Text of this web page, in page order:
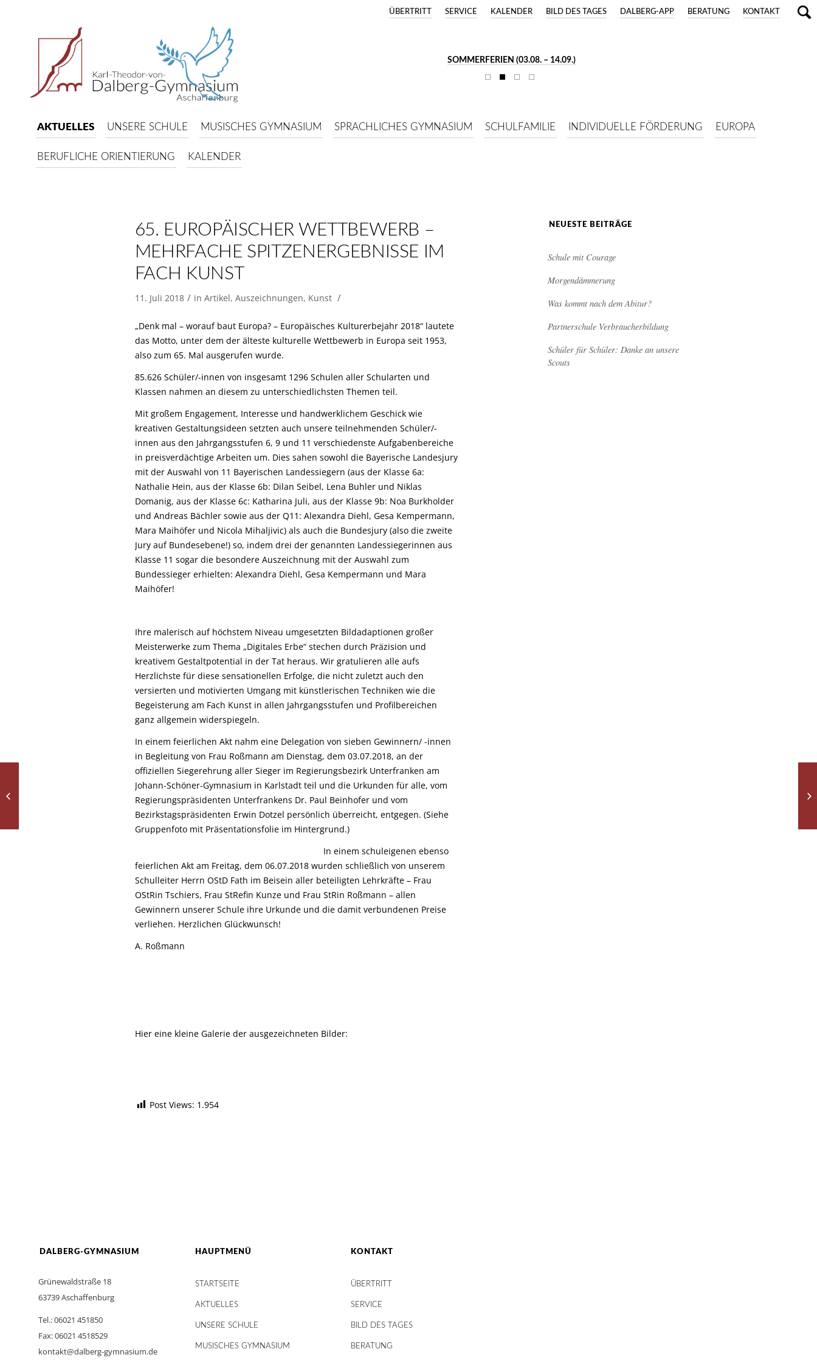
KONTAKT
BERATUNG
DALBERG-APP
BILD DES TAGES
KALENDER
SERVICE
ÜBERTRITT
SOMMERFERIEN (03.08. – 14.09.)
AKTUELLES UNSERE SCHULE MUSISCHES GYMNASIUM SPRACHLICHES GYMNASIUM SCHULFAMILIE INDIVIDUELLE FÖRDERUNG EUROPA
BERUFLICHE ORIENTIERUNG KALENDER
65. EUROPÄISCHER WETTBEWERB –
MEHRFACHE SPITZENERGEBNISSE IM
FACH KUNST
11. Juli 2018 / in Artikel, Auszeichnungen, Kunst /
„Denk mal – worauf baut Europa? – Europäisches Kulturerbejahr 2018“ lautete
das Motto, unter dem der älteste kulturelle Wettbewerb in Europa seit 1953,
also zum 65. Mal ausgerufen wurde.
85.626 Schüler/-innen von insgesamt 1296 Schulen aller Schularten und
Klassen nahmen an diesem zu unterschiedlichsten Themen teil.
Mit großem Engagement, Interesse und handwerklichem Geschick wie
kreativen Gestaltungsideen setzten auch unsere teilnehmenden Schüler/-
innen aus den Jahrgangsstufen 6, 9 und 11 verschiedenste Aufgabenbereiche
in preisverdächtige Arbeiten um. Dies sahen sowohl die Bayerische Landesjury
mit der Auswahl von 11 Bayerischen Landessiegern (aus der Klasse 6a:
Nathalie Hein, aus der Klasse 6b: Dilan Seibel, Lena Buhler und Niklas
Domanig, aus der Klasse 6c: Katharina Juli, aus der Klasse 9b: Noa Burkholder
und Andreas Bächler sowie aus der Q11: Alexandra Diehl, Gesa Kempermann,
Mara Maihöfer und Nicola Mihaljivic) als auch die Bundesjury (also die zweite
Jury auf Bundesebene!) so, indem drei der genannten Landessiegerinnen aus
Klasse 11 sogar die besondere Auszeichnung mit der Auswahl zum
Bundessieger erhielten: Alexandra Diehl, Gesa Kempermann und Mara
Maihöfer!
Ihre malerisch auf höchstem Niveau umgesetzten Bildadaptionen großer
Meisterwerke zum Thema „Digitales Erbe“ stechen durch Präzision und
kreativem Gestaltpotential in der Tat heraus. Wir gratulieren alle aufs
Herzlichste für diese sensationellen Erfolge, die nicht zuletzt auch den
versierten und motivierten Umgang mit künstlerischen Techniken wie die
Begeisterung am Fach Kunst in allen Jahrgangsstufen und Profilbereichen
ganz allgemein widerspiegeln.
In einem feierlichen Akt nahm eine Delegation von sieben Gewinnern/ -innen
in Begleitung von Frau Roßmann am Dienstag, dem 03.07.2018, an der
offiziellen Siegerehrung aller Sieger im Regierungsbezirk Unterfranken am
Johann-Schöner-Gymnasium in Karlstadt teil und die Urkunden für alle, vom
Regierungspräsidenten Unterfrankens Dr. Paul Beinhofer und vom
Bezirkstagspräsidenten Erwin Dotzel persönlich überreicht, entgegen. (Siehe
Gruppenfoto mit Präsentationsfolie im Hintergrund.)
In einem schuleigenen ebenso
feierlichen Akt am Freitag, dem 06.07.2018 wurden schließlich von unserem
Schulleiter Herrn OStD Fath im Beisein aller beteiligten Lehrkräfte – Frau
OStRin Tschiers, Frau StRefin Kunze und Frau StRin Roßmann – allen
Gewinnern unserer Schule ihre Urkunde und die damit verbundenen Preise
verliehen. Herzlichen Glückwunsch!
A. Roßmann
Hier eine kleine Galerie der ausgezeichneten Bilder:
Post Views: 1.954
NEUESTE BEITRÄGE
Schule mit Courage
Morgendämmerung
Was kommt nach dem Abitur?
Partnerschule Verbraucherbildung
Schüler für Schüler: Danke an unsere
Scouts
DALBERG-GYMNASIUM
Grünewaldstraße 18
63739 Aschaffenburg
Tel.: 06021 451850
Fax: 06021 4518529
kontakt@dalberg-gymnasium.de
HAUPTMENÜ
STARTSEITE
AKTUELLES
UNSERE SCHULE
MUSISCHES GYMNASIUM
KONTAKT
ÜBERTRITT
SERVICE
BILD DES TAGES
BERATUNG